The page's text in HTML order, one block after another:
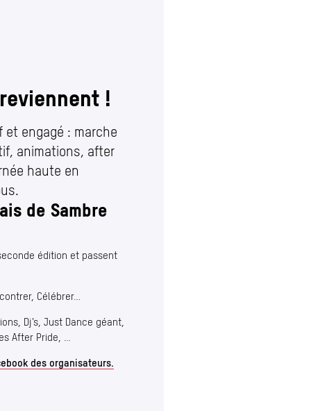
!
engagé : marche
animations, after
haute en
de Sambre
édition et passent
Célébrer…
Dj’s, Just Dance géant,
After Pride, …
des organisateurs.